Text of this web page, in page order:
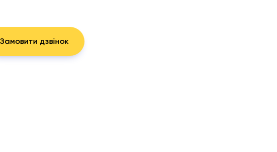
Замовити дзвінок